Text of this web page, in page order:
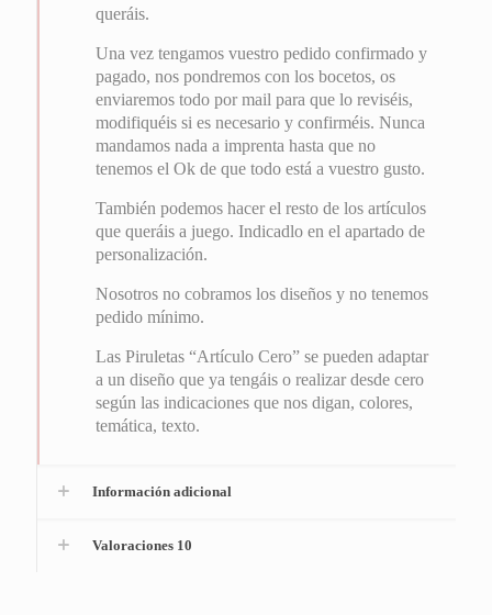
queráis.
Una vez tengamos vuestro pedido confirmado y
pagado, nos pondremos con los bocetos, os
enviaremos todo por mail para que lo reviséis,
modifiquéis si es necesario y confirméis. Nunca
mandamos nada a imprenta hasta que no
tenemos el Ok de que todo está a vuestro gusto.
También podemos hacer el resto de los artículos
que queráis a juego. Indicadlo en el apartado de
personalización.
Nosotros no cobramos los diseños y no tenemos
pedido mínimo.
Las Piruletas “Artículo Cero” se pueden adaptar
a un diseño que ya tengáis o realizar desde cero
según las indicaciones que nos digan, colores,
temática, texto.
Información adicional
Valoraciones 10